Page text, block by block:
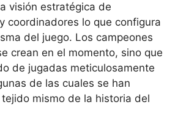
visión estratégica de
coordinadores lo que configura
del juego. Los campeones
crean en el momento, sino que
de jugadas meticulosamente
de las cuales se han
mismo de la historia del